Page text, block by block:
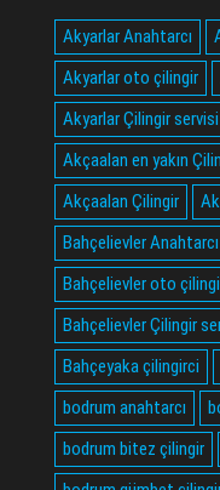
Akyarlar Anahtarcı
Akyarlar oto çilingir
Akyarlar Çilingir servisi
Akçaalan en yakın
Akçaalan Çilingir
Bahçelievler Anahtarcı
Bahçelievler oto
Bahçelievler Çilingir
Bahçeyaka çilingirci
bodrum anahtarcı
bodrum bitez çilingir